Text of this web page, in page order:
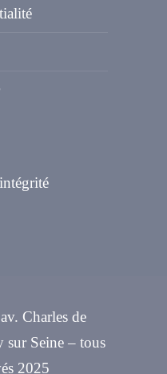
Charles de
Seine – tous
2025